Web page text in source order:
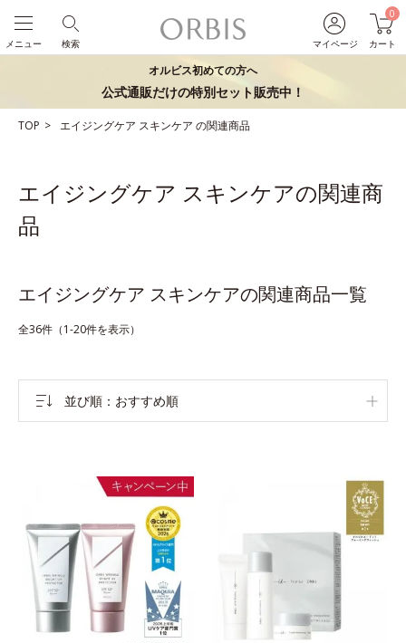
マイページ
0
カート
検索
メニュー
オルビス初めての方へ
公式通販だけの特別セット販売中！
TOP エイジングケア スキンケア の関連商品
エイジングケア スキンケアの関連商
品
エイジングケア スキンケアの関連商品一覧
全36件（1-20件を表示）
並び順 おすすめ順